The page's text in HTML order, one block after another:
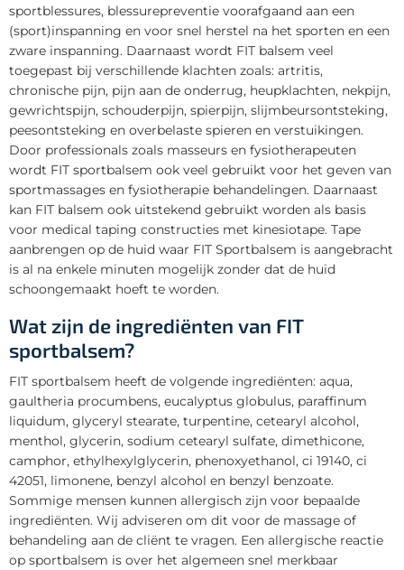
sportblessures, blessurepreventie voorafgaand aan een
(sport)inspanning en voor snel herstel na het sporten en een
zware inspanning. Daarnaast wordt FIT balsem veel
toegepast bij verschillende klachten zoals: artritis,
chronische pijn, pijn aan de onderrug, heupklachten, nekpijn,
gewrichtspijn, schouderpijn, spierpijn, slijmbeursontsteking,
peesontsteking en overbelaste spieren en verstuikingen.
Door professionals zoals masseurs en fysiotherapeuten
wordt FIT sportbalsem ook veel gebruikt voor het geven van
sportmassages en fysiotherapie behandelingen. Daarnaast
kan FIT balsem ook uitstekend gebruikt worden als basis
voor medical taping constructies met kinesiotape. Tape
aanbrengen op de huid waar FIT Sportbalsem is aangebracht
is al na enkele minuten mogelijk zonder dat de huid
schoongemaakt hoeft te worden.
Wat zijn de ingrediënten van FIT
sportbalsem?
FIT sportbalsem heeft de volgende ingrediënten: aqua,
gaultheria procumbens, eucalyptus globulus, paraffinum
liquidum, glyceryl stearate, turpentine, cetearyl alcohol,
menthol, glycerin, sodium cetearyl sulfate, dimethicone,
camphor, ethylhexylglycerin, phenoxyethanol, ci 19140, ci
42051, limonene, benzyl alcohol en benzyl benzoate.
Sommige mensen kunnen allergisch zijn voor bepaalde
ingrediënten. Wij adviseren om dit voor de massage of
behandeling aan de cliënt te vragen. Een allergische reactie
op sportbalsem is over het algemeen snel merkbaar